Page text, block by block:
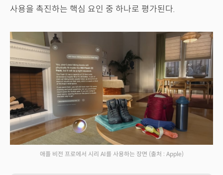
사용을 촉진하는 핵심 요인 중 하나로 평가된다.
애플 비전 프로에서 시리 AI를 사용하는 장면 (출처 : Apple)